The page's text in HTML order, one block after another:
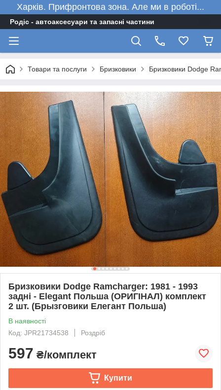
Харків. Прифронтова зона. Але ми в роботі...
Родіс - автоаксесуари та запасні частини
Товари та послуги Бризковики Бризковики Dodge
Бризковики Dodge Ramcharger: 1981 - 1993
задні - Elegant Польша (ОРИГІНАЛ) комплект
2 шт. (Брызговики Елегант Польша)
В наявності
Код: JPR21734538
Роздріб
597 ₴/комплект
Купити